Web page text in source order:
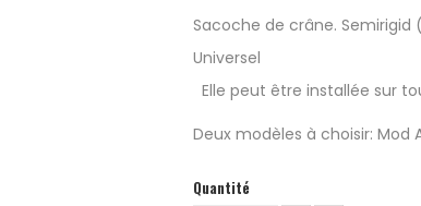
Sacoche de crâne. Semirigid
Universel
Elle peut être installée sur
Deux modèles à choisir: Mod
Quantité